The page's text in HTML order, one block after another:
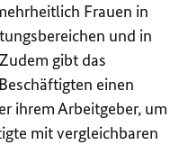
Frauen in
und in
gibt das
Beschäftigten einen
ihrem Arbeitgeber, um
mit vergleichbaren